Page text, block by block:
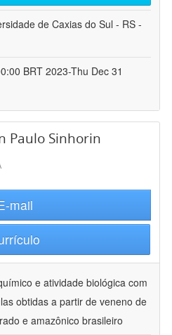
de Caxias do Sul - RS -
BRT 2023-Thu Dec 31
Paulo Sinhorin
mail
e atividade biológica com
obtidas a partir de veneno de
e amazônico brasileiro